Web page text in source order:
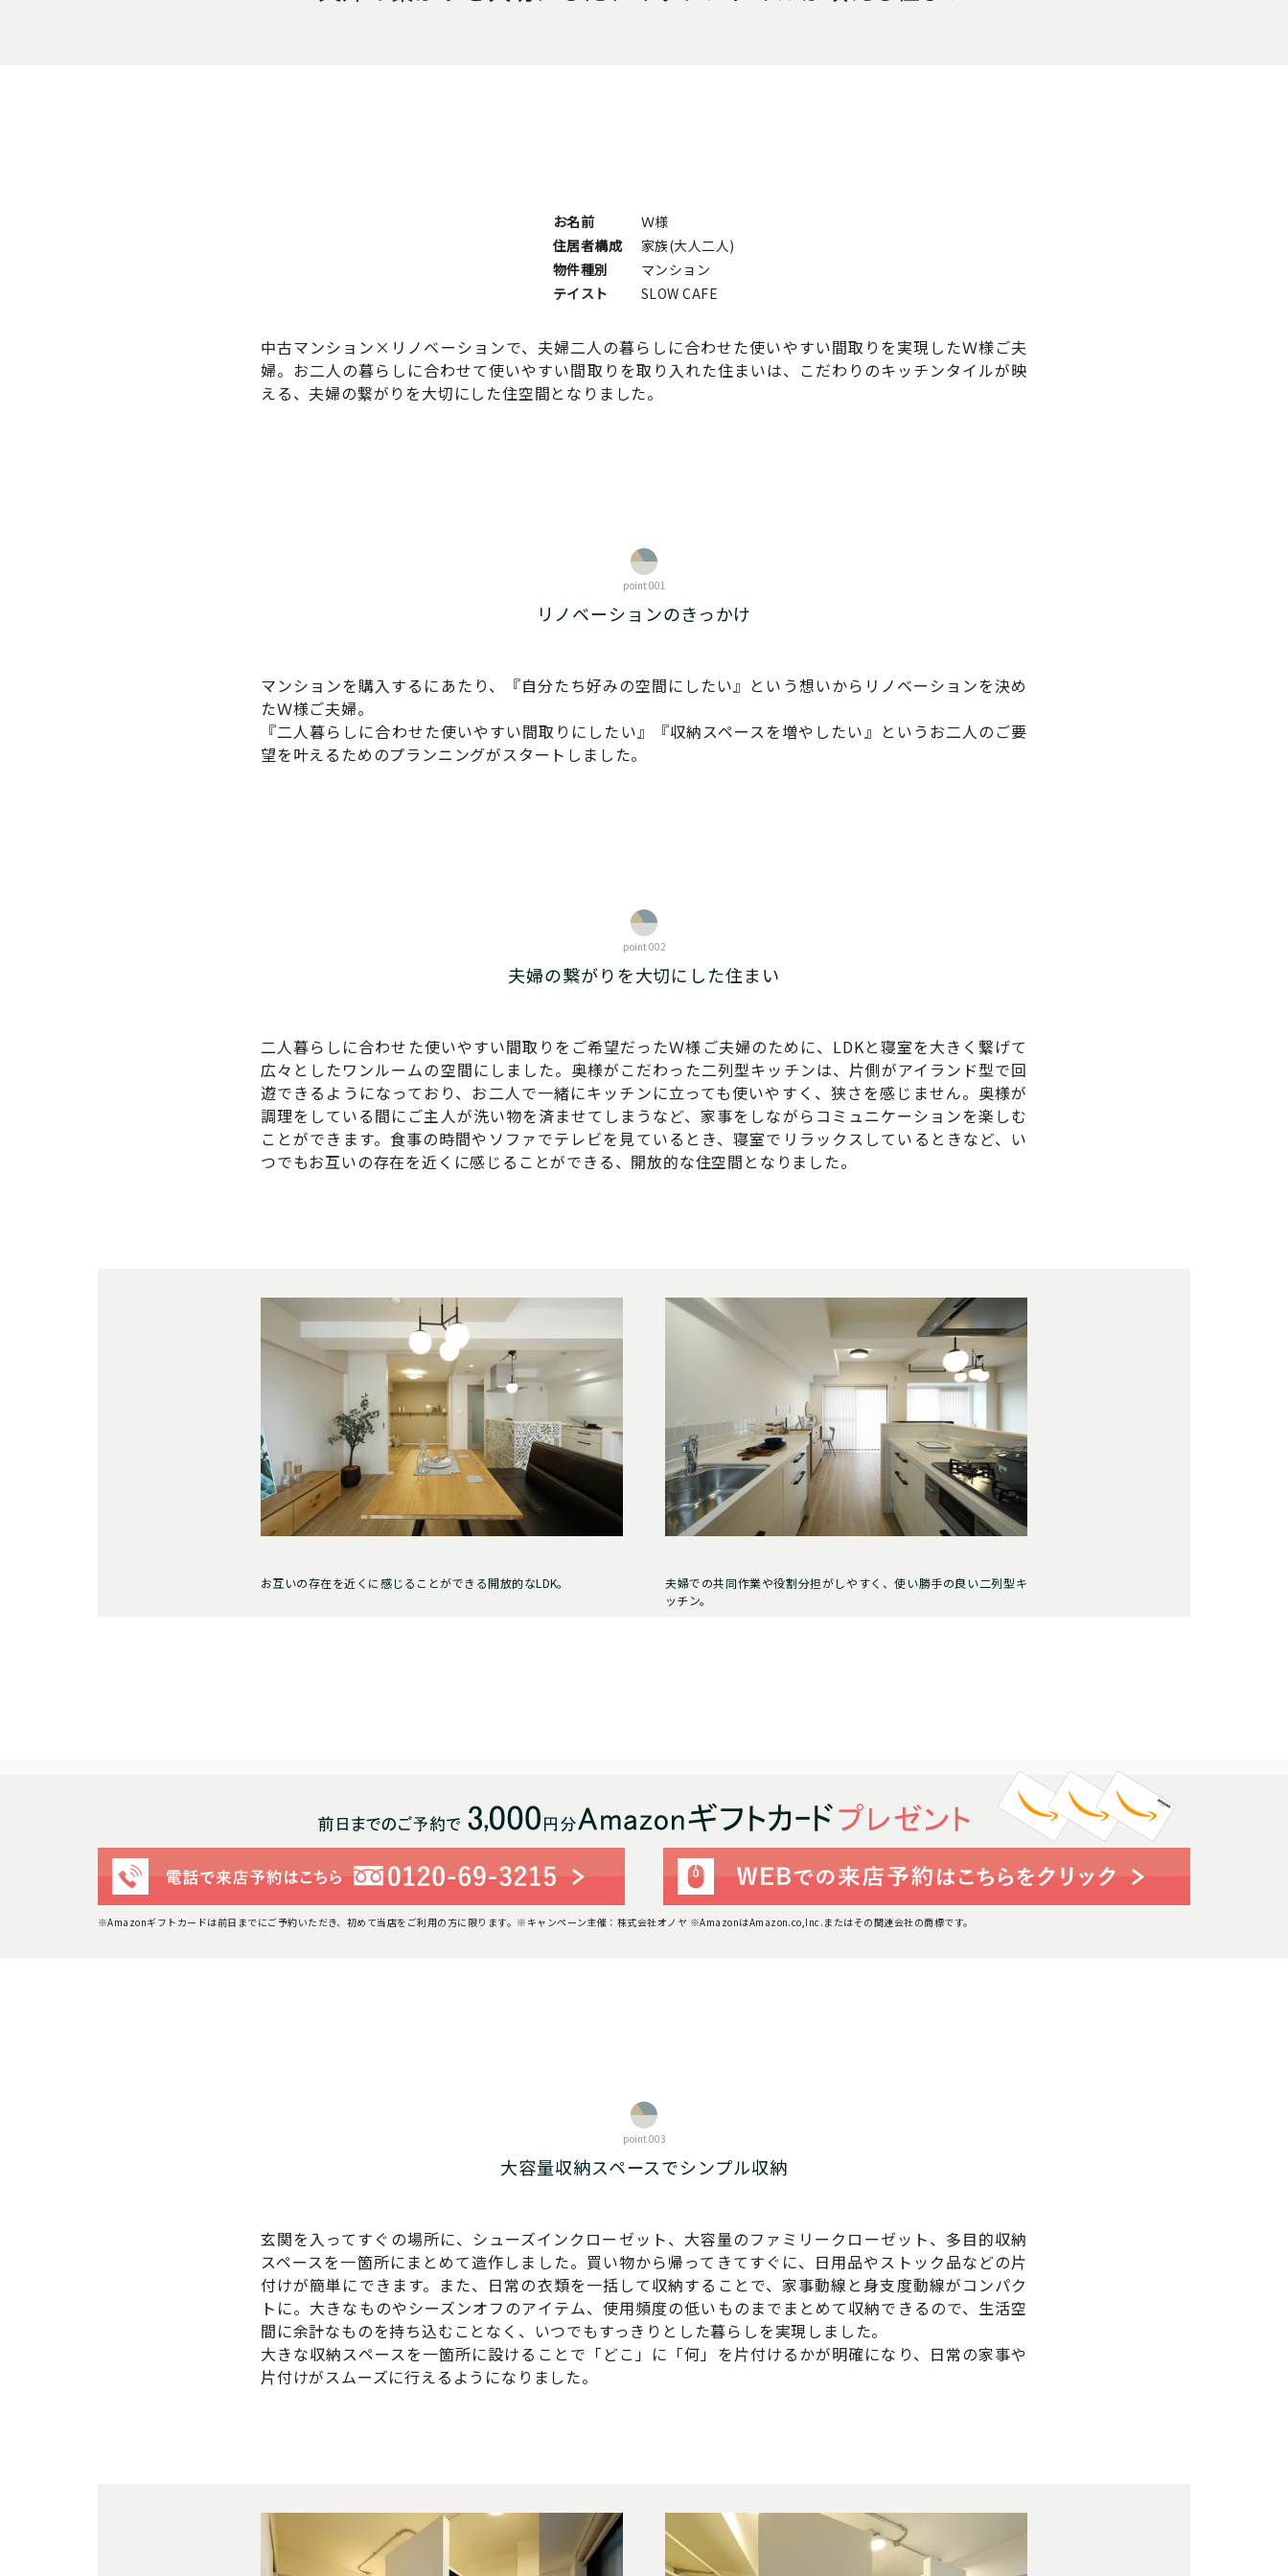
お名前
Ｗ様
住居者構成
家族(大人二人)
物件種別
マンション
テイスト
SLOW CAFE
中古マンション×リノベーションで、夫婦二人の暮らしに合わせた使いやすい間取りを実現したＷ様ご夫
婦。お二人の暮らしに合わせて使いやすい間取りを取り入れた住まいは、こだわりのキッチンタイルが映
える、夫婦の繋がりを大切にした住空間となりました。
point 001
リノベーションのきっかけ
マンションを購入するにあたり、『自分たち好みの空間にしたい』という想いからリノベーションを決め
たＷ様ご夫婦。
『二人暮らしに合わせた使いやすい間取りにしたい』『収納スペースを増やしたい』というお二人のご要
望を叶えるためのプランニングがスタートしました。
point 002
夫婦の繋がりを大切にした住まい
二人暮らしに合わせた使いやすい間取りをご希望だったＷ様ご夫婦のために、LDKと寝室を大きく繋げて
広々としたワンルームの空間にしました。奥様がこだわった二列型キッチンは、片側がアイランド型で回
遊できるようになっており、お二人で一緒にキッチンに立っても使いやすく、狭さを感じません。奥様が
調理をしている間にご主人が洗い物を済ませてしまうなど、家事をしながらコミュニケーションを楽しむ
ことができます。食事の時間やソファでテレビを見ているとき、寝室でリラックスしているときなど、い
つでもお互いの存在を近くに感じることができる、開放的な住空間となりました。
お互いの存在を近くに感じることができる開放的なLDK。
夫婦での共同作業や役割分担がしやすく、使い勝手の良い二列型キ
ッチン。
※Amazonギフトカードは前日までにご予約いただき、初めて当店をご利用の方に限ります。 ※キャンペーン主催：株式会社オノヤ ※AmazonはAmazon.co,Inc.またはその関連会社の商標です。
point 003
大容量収納スペースでシンプル収納
玄関を入ってすぐの場所に、シューズインクローゼット、大容量のファミリークローゼット、多目的収納
スペースを一箇所にまとめて造作しました。買い物から帰ってきてすぐに、日用品やストック品などの片
付けが簡単にできます。また、日常の衣類を一括して収納することで、家事動線と身支度動線がコンパク
トに。大きなものやシーズンオフのアイテム、使用頻度の低いものまでまとめて収納できるので、生活空
間に余計なものを持ち込むことなく、いつでもすっきりとした暮らしを実現しました。
大きな収納スペースを一箇所に設けることで「どこ」に「何」を片付けるかが明確になり、日常の家事や
片付けがスムーズに行えるようになりました。